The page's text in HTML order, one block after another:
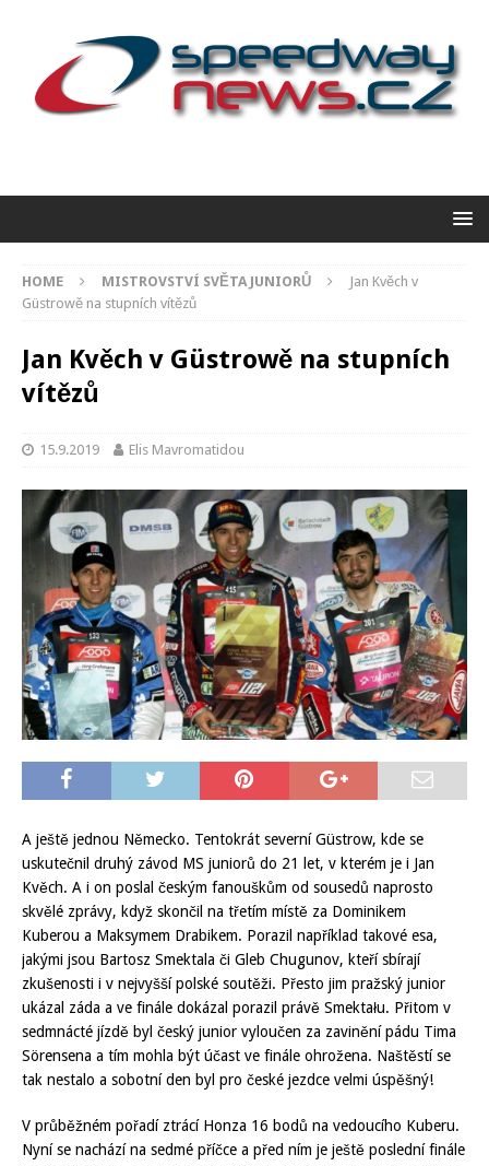
HOME MISTROVSTVÍ SVĚTA JUNIORŮ
Jan Kvěch v
Güstrowě na stupních vítězů
Jan Kvěch v Güstrowě na stupních
vítězů
15.9.2019 Elis Mavromatidou
A ještě jednou Německo. Tentokrát severní Güstrow, kde se
uskutečnil druhý závod MS juniorů do 21 let, v kterém je i Jan
Kvěch. A i on poslal českým fanouškům od sousedů naprosto
skvělé zprávy, když skončil na třetím místě za Dominikem
Kuberou a Maksymem Drabikem. Porazil například takové esa,
jakými jsou Bartosz Smektala či Gleb Chugunov, kteří sbírají
zkušenosti i v nejvyšší polské soutěži. Přesto jim pražský junior
ukázal záda a ve finále dokázal porazil právě Smektału. Přitom v
sedmnácté jízdě byl český junior vyloučen za zavinění pádu Tima
Sörensena a tím mohla být účast ve finále ohrožena. Naštěstí se
tak nestalo a sobotní den byl pro české jezdce velmi úspěšný!
V průběžném pořadí ztrácí Honza 16 bodů na vedoucího Kuberu.
Nyní se nachází na sedmé příčce a před ním je ještě poslední finále